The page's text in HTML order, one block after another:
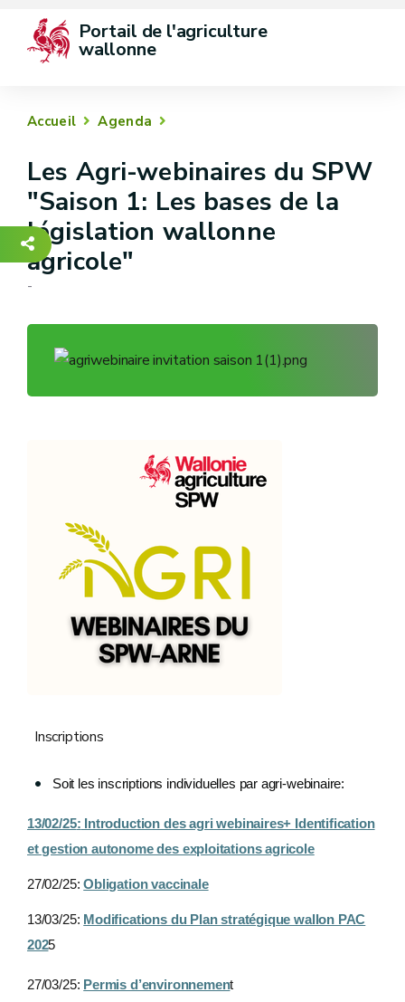
Portail de l'agriculture
wallonne
Accueil Agenda
Les Agri-webinaires du SPW
"Saison 1: Les bases de la
législation wallonne
agricole"
-
Inscriptions
Soit les inscriptions individuelles par agri-webinaire:
13/02/25: Introduction des agri webinaires+ Identification
et gestion autonome des exploitations agricole
27/02/25:Obligation vaccinale
13/03/25: Modifications du Plan stratégique wallon PAC
2025
27/03/25: Permis d’environnement